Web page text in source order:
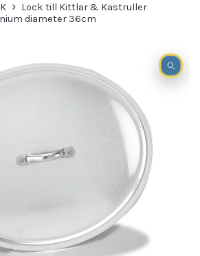
Lock till Kittlar & Kastruller
diameter 36cm